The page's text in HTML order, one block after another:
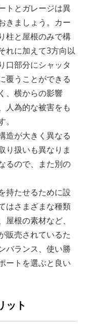
トとガレージは異
きましょう。カー
柱と屋根のみで構
れに加えて3方向以
口部分にシャッタ
覆うことができる
、横からの影響
人為的な被害をも
造が大きく異なる
り扱いも異なりま
るので、また別の
持たせるために設
はさまざまな種類
根の素材など、
販売されているた
バランス、使い勝
ートを選ぶと良い
ット